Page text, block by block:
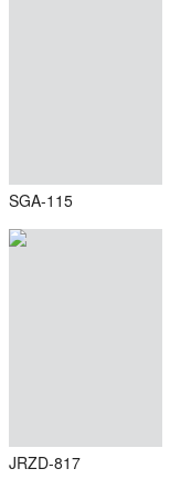
SGA-115
JRZD-817